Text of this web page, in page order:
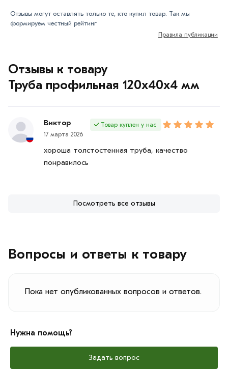
Отзывы к товару
Труба профильная 120х40x4 мм
Виктор
17 марта 2026
Товар куплен у нас
хороша толстостенная труба, качество
понравилось
Посмотреть все отзывы
Отзывы могут оставлять только те, кто купил товар. Так мы
формируем честный рейтинг
Правила публикации
Вопросы и ответы к товару
Пока нет опубликованных вопросов и ответов.
Нужна помощь?
Задать вопрос